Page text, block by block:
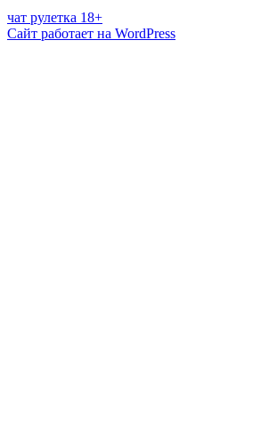
чат рулетка 18+
Сайт работает на WordPress